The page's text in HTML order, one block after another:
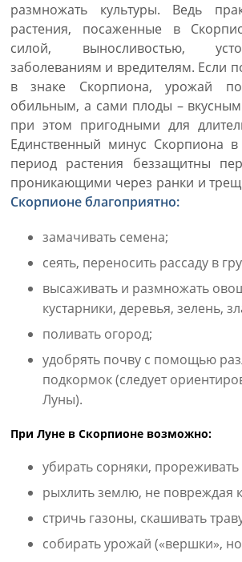
размножать культуры. Ведь
растения, посаженные в
силой, выносливостью,
заболеваниям и вредителям. Если
в знаке Скорпиона, урожай
обильным, а сами плоды –
при этом пригодными для
Единственный минус Скорпиона
период растения беззащитны
проникающими через ранки и
Скорпионе благоприятно:
замачивать семена;
сеять, переносить рассаду в
высаживать и размножать
кустарники, деревья, зелень,
поливать огород;
удобрять почву с помощью
подкормок (следует
Луны).
При Луне в Скорпионе возможно:
убирать сорняки, прореживать
рыхлить землю, не повреждая
стричь газоны, скашивать
собирать урожай («вершки»,